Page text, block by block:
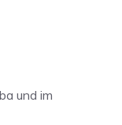
und im